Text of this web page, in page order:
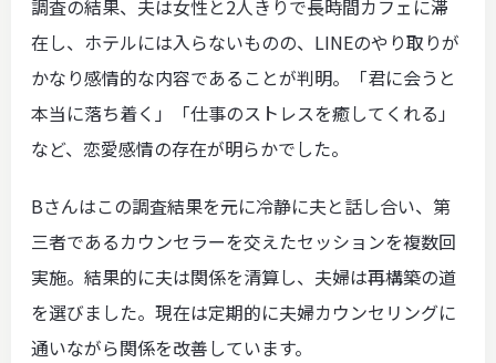
調査の結果、夫は女性と2人きりで長時間カフェに滞
在し、ホテルには入らないものの、LINEのやり取りが
かなり感情的な内容であることが判明。「君に会うと
本当に落ち着く」「仕事のストレスを癒してくれる」
など、恋愛感情の存在が明らかでした。
Bさんはこの調査結果を元に冷静に夫と話し合い、第
三者であるカウンセラーを交えたセッションを複数回
実施。結果的に夫は関係を清算し、夫婦は再構築の道
を選びました。現在は定期的に夫婦カウンセリングに
通いながら関係を改善しています。